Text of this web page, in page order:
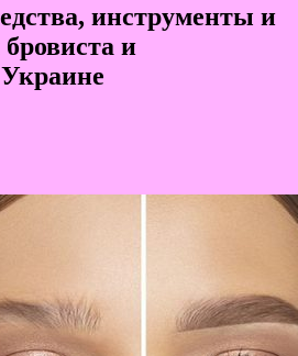
инструменты и
и